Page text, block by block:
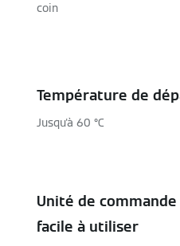
coin
Température de
Jusqu'à 60 °C
Unité de
facile à utiliser